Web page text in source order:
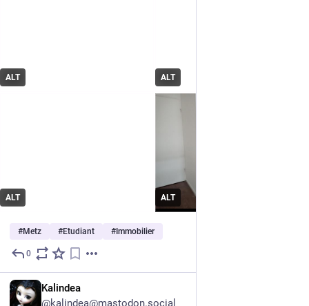
ALT ALT
ALT ALT
#Metz #Etudiant # Immobilier
0
Kalindea
@kalindea@mastodon.social